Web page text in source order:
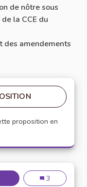
de nôtre sous
la CCE du
des amendements
proposition en
LES HORAIRES
Élargir les
3